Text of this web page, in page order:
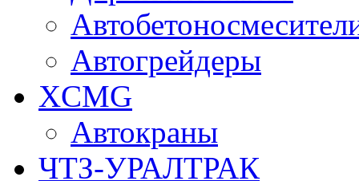
Автогрейдеры
XCMG
Автокраны
ЧТЗ-УРАЛТРАК